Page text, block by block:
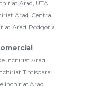
Arad, UTA
Arad, Central
Arad, Podgoria
închiriat Arad
Timisoara
închiriat Arad